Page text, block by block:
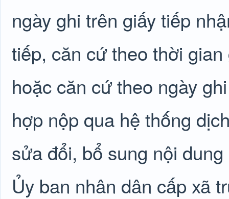
ngày ghi trên giấy tiếp
tiếp, căn cứ theo thời
hoặc căn cứ theo ngày
hợp nộp qua hệ thống
sửa đổi, bổ sung nội
Ủy ban nhân dân cấp xã